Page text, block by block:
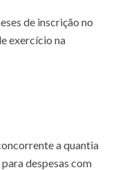
de inscrição no
exercício na
a quantia
despesas com